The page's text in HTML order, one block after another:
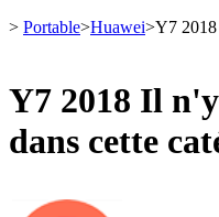
> Portable>Huawei>Y7 2018
Y7 2018 Il
dans cette